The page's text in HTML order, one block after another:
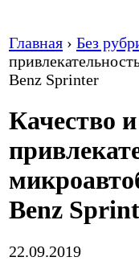
Главная › Без
Benz Sprinter
Качество и
Benz
22.09.2019